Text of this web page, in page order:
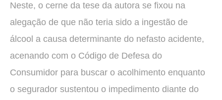
Neste, o cerne da tese da autora se fixou na
alegação de que não teria sido a ingestão de
álcool a causa determinante do nefasto acidente,
acenando com o Código de Defesa do
Consumidor para buscar o acolhimento enquanto
o segurador sustentou o impedimento diante do